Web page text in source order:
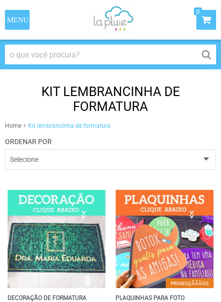
0
KIT LEMBRANCINHA DE
FORMATURA
Home Kit lembrancinha de formatura
ORDENAR POR
Selecione
DECORAÇÃO DE FORMATURA
PROMOÇÃÃÃOO
PLAQUINHAS PARA FOTO